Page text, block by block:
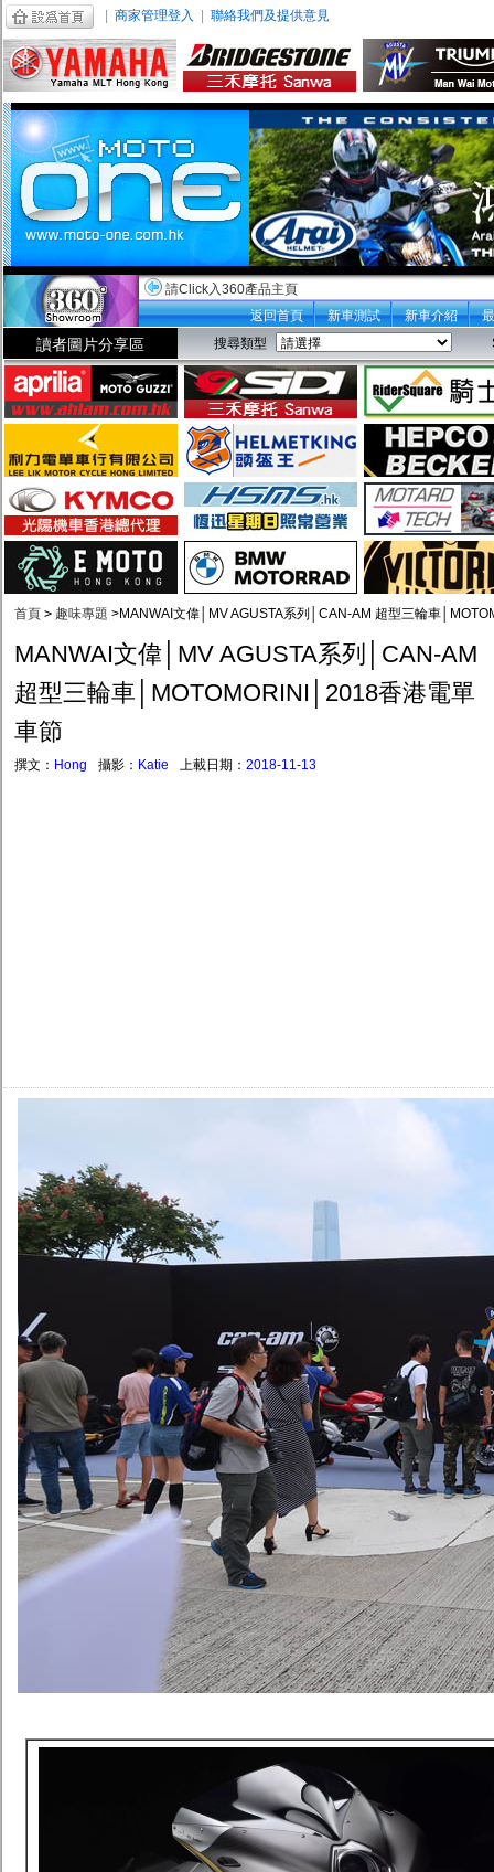
商家管理登入 聯絡我們及提供意見
請Click入360產品主頁
返回首頁
新車測試 新車介紹
讀者圖片分享區 搜尋類型
首頁 > 趣味專題 >MANWAI文偉│MV AGUSTA系列│CAN-AM 超型三輪車
MANWAI文偉│MV AGUSTA系列│CAN-AM
超型三輪車│MOTOMORINI│2018香港電單
車節
撰文： Hong 攝影： Katie 上載日期： 2018-11-13